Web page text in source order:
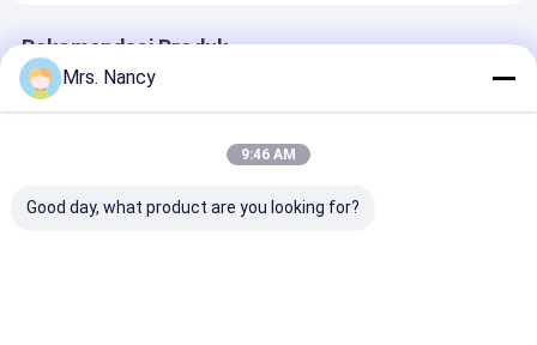
Rekomendasi Produk
Mrs. Nancy
9:46 AM
Good day, what product are you looking for?